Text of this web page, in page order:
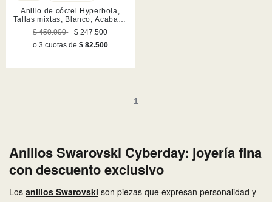
Anillo de cóctel Hyperbola,
Tallas mixtas, Blanco, Acabado
en rodio
$ 450.000
$ 247.500
o 3 cuotas de $ 82.500
1
Anillos Swarovski Cyberday: joyería fina
con descuento exclusivo
Los anillos Swarovski son piezas que expresan personalidad y